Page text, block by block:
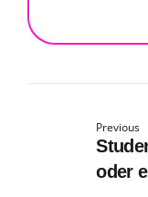
Previous
oder